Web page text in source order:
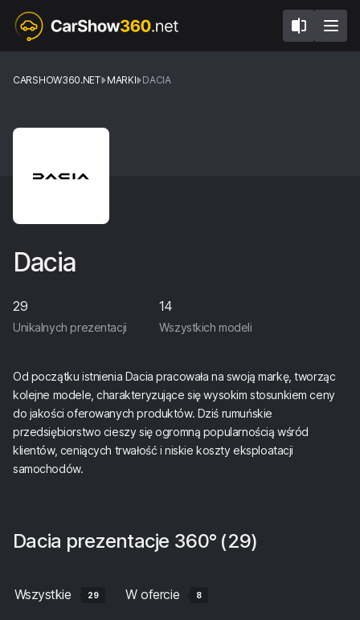
CARSHOW360.NET MARKI DACIA
Dacia
29
Unikalnych prezentacji
14
Wszystkich modeli
Od początku istnienia Dacia pracowała na swoją markę, tworząc
kolejne modele, charakteryzujące się wysokim stosunkiem ceny
do jakości oferowanych produktów. Dziś rumuńskie
przedsiębiorstwo cieszy się ogromną popularnością wśród
klientów, ceniących trwałość i niskie koszty eksploatacji
samochodów.
Dacia prezentacje 360° (29)
Wszystkie 29 W ofercie 8